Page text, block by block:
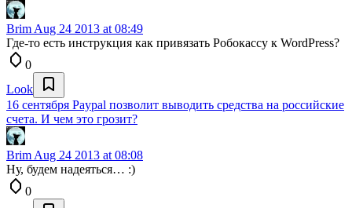
Brim Aug 24 2013 at 08:49
Где-то есть инструкция как привязать Робокассу к WordPress?
0
Look
16 сентября Paypal позволит выводить средства на российские
счета. И чем это грозит?
Brim Aug 24 2013 at 08:08
Ну, будем надеяться… :)
0